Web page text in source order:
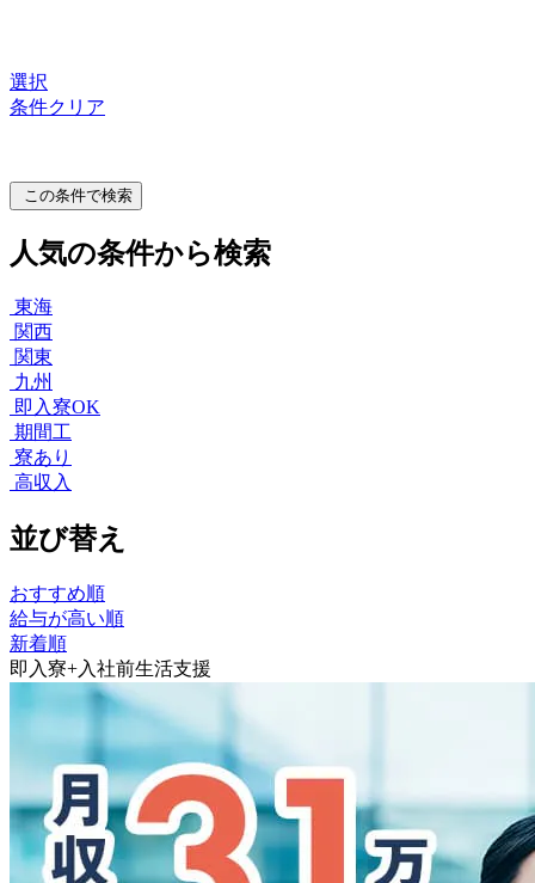
選択
条件クリア
この条件で検索
人気の条件から検索
東海
関西
関東
九州
即入寮OK
期間工
寮あり
高収入
並び替え
おすすめ順
給与が高い順
新着順
即入寮+入社前生活支援